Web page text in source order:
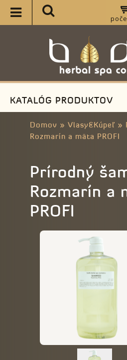
KATALÓG PRODUKTOV
Domov » Vlasy&Kúpeľ »
Rozmarín a mäta PROFI
Prírodný
Rozmarín a
PROFI